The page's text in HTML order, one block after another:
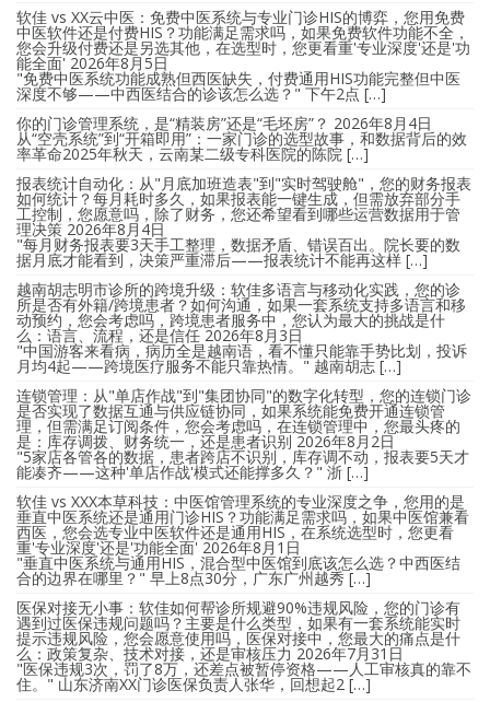
软佳 vs XX云中医：免费中医系统与专业门诊HIS的博弈，您用免费
中医软件还是付费HIS？功能满足需求吗，如果免费软件功能不全，
您会升级付费还是另选其他，在选型时，您更看重'专业深度'还是'功
能全面' 2026年8月5日
"免费中医系统功能成熟但西医缺失，付费通用HIS功能完整但中医
深度不够——中西医结合的诊该怎么选？" 下午2点 […]
你的门诊管理系统，是“精装房”还是“毛坯房”？ 2026年8月4日
从“空壳系统”到“开箱即用”：一家门诊的选型故事，和数据背后的效
率革命2025年秋天，云南某二级专科医院的陈院 […]
报表统计自动化：从"月底加班造表"到"实时驾驶舱"，您的财务报表
如何统计？每月耗时多久，如果报表能一键生成，但需放弃部分手
工控制，您愿意吗，除了财务，您还希望看到哪些运营数据用于管
理决策 2026年8月4日
"每月财务报表要3天手工整理，数据矛盾、错误百出。院长要的数
据月底才能看到，决策严重滞后——报表统计不能再这样 […]
越南胡志明市诊所的跨境升级：软佳多语言与移动化实践，您的诊
所是否有外籍/跨境患者？如何沟通，如果一套系统支持多语言和移
动预约，您会考虑吗，跨境患者服务中，您认为最大的挑战是什
么：语言、流程，还是信任 2026年8月3日
"中国游客来看病，病历全是越南语，看不懂只能靠手势比划，投诉
月均4起——跨境医疗服务不能只靠热情。" 越南胡志 […]
连锁管理：从"单店作战"到"集团协同"的数字化转型，您的连锁门诊
是否实现了数据互通与供应链协同，如果系统能免费开通连锁管
理，但需满足订阅条件，您会考虑吗，在连锁管理中，您最头疼的
是：库存调拨、财务统一，还是患者识别 2026年8月2日
"5家店各管各的数据，患者跨店不识别，库存调不动，报表要5天才
能凑齐——这种'单店作战'模式还能撑多久？" 浙 […]
软佳 vs XXX本草科技：中医馆管理系统的专业深度之争，您用的是
垂直中医系统还是通用门诊HIS？功能满足需求吗，如果中医馆兼看
西医，您会选专业中医软件还是通用HIS，在系统选型时，您更看
重'专业深度'还是'功能全面' 2026年8月1日
"垂直中医系统与通用HIS，混合型中医馆到底该怎么选？中西医结
合的边界在哪里？" 早上8点30分，广东广州越秀 […]
医保对接无小事：软佳如何帮诊所规避90%违规风险，您的门诊有
遇到过医保违规问题吗？主要是什么类型，如果有一套系统能实时
提示违规风险，您会愿意使用吗，医保对接中，您最大的痛点是什
么：政策复杂、技术对接，还是审核压力 2026年7月31日
"医保违规3次，罚了8万，还差点被暂停资格——人工审核真的靠不
住。" 山东济南XX门诊医保负责人张华，回想起2 […]